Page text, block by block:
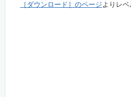
［ダウンロード］のページよりレベ